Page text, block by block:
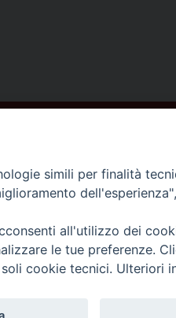
Piazza
simili per finalità
all'utilizzo dei
le tue preferenze.
cookie tecnici. Ulteriori